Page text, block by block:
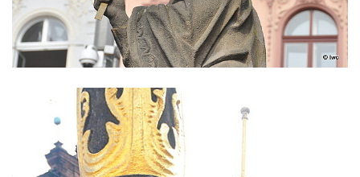
Sloup Panny Marie v Lokti
Sloup Nejsvětější trojice v Lokti
Sloup Nejsvětější trojice v Krásně
Sloup Nejsvětější Trojice v Horním
Slavkově
Sloup Nejsvětější trojice ve Městě Touškově
Sloup Panny Marie v Plzni